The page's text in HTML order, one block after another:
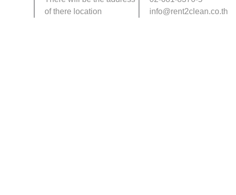
of there location
info@rent2clean.co.th